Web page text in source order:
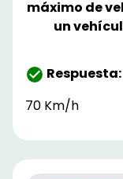
máximo de
un
Respuesta:
70 Km/h